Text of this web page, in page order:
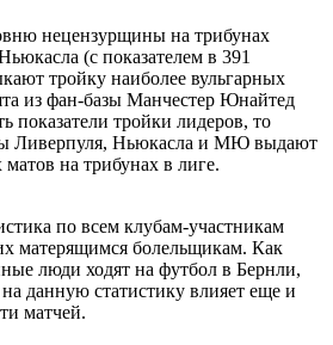
нецензурщины на трибунах
(с показателем в 391
тройку наиболее вульгарных
из фан-базы Манчестер Юнайтед
показатели тройки лидеров, то
Ливерпуля, Ньюкасла и МЮ выдают
матов на трибунах в лиге.
по всем клубам-участникам
матерящимся болельщикам. Как
люди ходят на футбол в Бернли,
данную статистику влияет еще и
матчей.